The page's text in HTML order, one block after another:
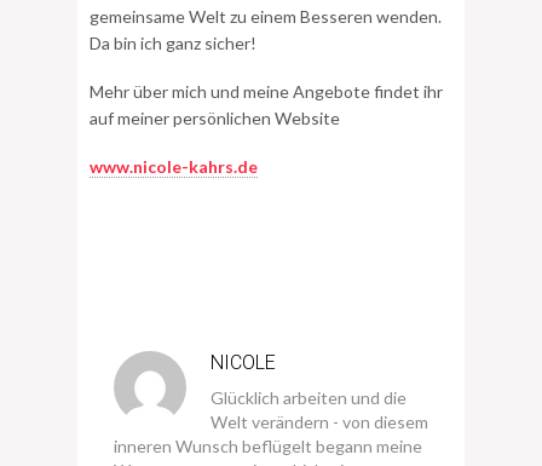
gemeinsame Welt zu einem Besseren wenden.
Da bin ich ganz sicher!
Mehr über mich und meine Angebote findet ihr
auf meiner persönlichen Website
www.nicole-kahrs.de
NICOLE
Glücklich arbeiten und die
Welt verändern - von diesem
inneren Wunsch beflügelt begann meine